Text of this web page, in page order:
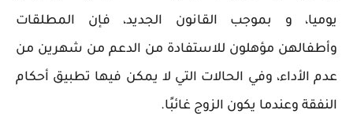
يوميا، و بموجب القانون الجديد، فإن المطلقات
وأطفالهن مؤهلون للاستفادة من الدعم من شهرين من
عدم الأداء، وفي الحالات التي لا يمكن فيها تطبيق أحكام
النفقة وعندما يكون الزوج غائبًا.